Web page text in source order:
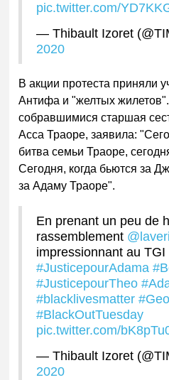
pic.twitter.com/
— Thibault Izoret
2020
В акции протеста приняли
Антифа и "желтых
собравшимися старшая
Асса Траоре, заявила:
битва семьи Траоре,
Сегодня, когда бьются за
за Адаму Траоре".
En prenant un peu de
rassemblement
impressionnant au
#JusticepourAdama
#JusticepourTheo
#blacklivesmatter
#BlackOutTuesday
pic.twitter.com/
— Thibault Izoret
2020